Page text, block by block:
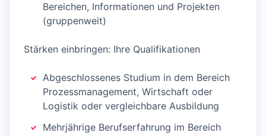
Bereichen, Informationen und Projekten
(gruppenweit)
Stärken einbringen: Ihre Qualifikationen
Abgeschlossenes Studium in dem Bereich
Prozessmanagement, Wirtschaft oder
Logistik oder vergleichbare Ausbildung
Mehrjährige Berufserfahrung im Bereich